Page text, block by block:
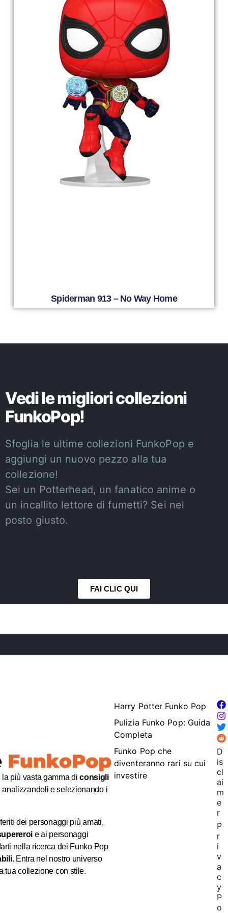
Spiderman 913 – No Way Home
Vedi le migliori collezioni
FunkoPop!
Sfoglia le ultime collezioni FunkoPop e
aggiungi un nuovo pezzo alla tua
collezione!
Sei un Potterhead, un fanatico anime o
un incallito lettore di fumetti? Sei nel
posto giusto.
FAI CLIC QUI
più vasta gamma diconsigli
e selezionando i
dei personaggi più amati,
e ai personaggi
nella ricerca dei Funko Pop
. Entra nel nostro universo
tua collezione con stile.
Harry Potter Funko Pop
Pulizia Funko Pop: Guida
Completa
Funko Pop che
diventeranno rari su cui
investire
D
is
cl
ai
m
e
r
P
r
i
v
a
c
y
P
o